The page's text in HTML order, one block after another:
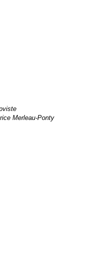
Merleau-Ponty